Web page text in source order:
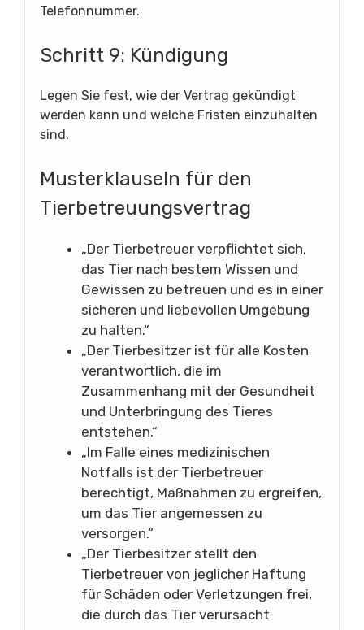
Telefonnummer.
Schritt 9: Kündigung
Legen Sie fest, wie der Vertrag gekündigt
werden kann und welche Fristen einzuhalten
sind.
Musterklauseln für den
Tierbetreuungsvertrag
„Der Tierbetreuer verpflichtet sich,
das Tier nach bestem Wissen und
Gewissen zu betreuen und es in einer
sicheren und liebevollen Umgebung
zu halten.“
„Der Tierbesitzer ist für alle Kosten
verantwortlich, die im
Zusammenhang mit der Gesundheit
und Unterbringung des Tieres
entstehen.“
„Im Falle eines medizinischen
Notfalls ist der Tierbetreuer
berechtigt, Maßnahmen zu ergreifen,
um das Tier angemessen zu
versorgen.“
„Der Tierbesitzer stellt den
Tierbetreuer von jeglicher Haftung
für Schäden oder Verletzungen frei,
die durch das Tier verursacht